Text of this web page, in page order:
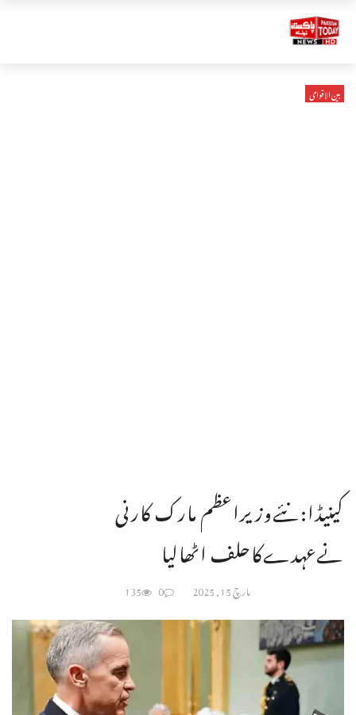
بین الاقوامی
کینیڈا:نئےوزیراعظم مارک کارنی
نےعہدےکاحلف اٹھالیا
مارچ 15, 2025 0
135